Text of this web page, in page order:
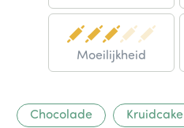
Moeilijkheid
Chocolade Kruidcake